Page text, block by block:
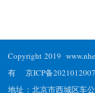
Copyright 2019
有京ICP备
地址：北京市西城区车